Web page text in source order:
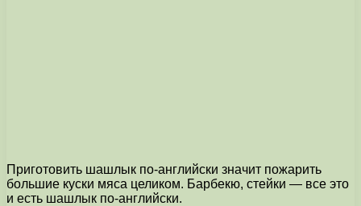
Приготовить шашлык по-английски значит пожарить
большие куски мяса целиком. Барбекю, стейки — все это
и есть шашлык по-английски.